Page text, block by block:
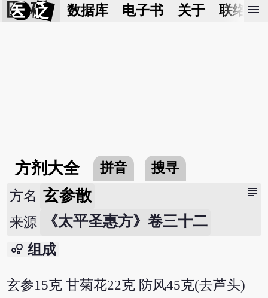
医 砭 数据库 电子书 关于 联络我
menu
方剂大全 拼音 搜寻
subject
方名 玄参散
来源 《太平圣惠方》卷三十二
bubble_chart 组成
玄参15克 甘菊花22克 防风45克(去芦头)